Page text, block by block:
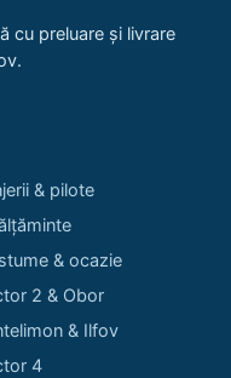
cu preluare și livrare
& pilote
& ocazie
2 & Obor
& Ilfov
4